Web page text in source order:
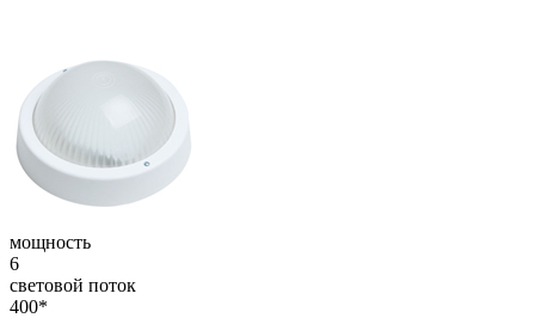
мощность
6
световой поток
400*